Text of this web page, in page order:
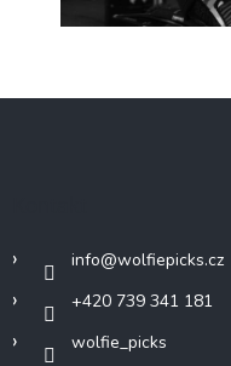
info@wolfiepicks.cz
+420 739 341 181
wolfie_picks